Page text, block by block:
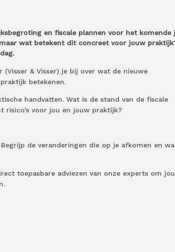
en fiscale plannen voor het komende
wat betekent dit concreet voor jouw
& Visser) je bij over wat de nieuwe
betekenen.
handvatten. Wat is de stand van de fiscale
risico’s voor jou en jouw praktijk?
de veranderingen die op je afkomen en
toepasbare adviezen van onze experts om